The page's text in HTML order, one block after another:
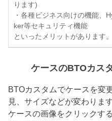
ります)
・各種ビジネス向けの機能、
ker等セキュリティ機能
といったメリットがあります。
ケースのBTOカス
BTOカスタムでケースを変
見、サイズなどが変わります
ケースの画像をクリックす